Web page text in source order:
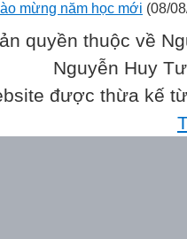
mừng năm học mới (08/
quyền thuộc về
Nguyễn Huy
được thừa kế